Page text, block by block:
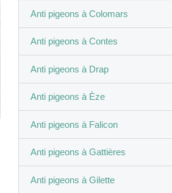
Anti pigeons à Colomars
Anti pigeons à Contes
Anti pigeons à Drap
Anti pigeons à Èze
Anti pigeons à Falicon
Anti pigeons à Gattières
Anti pigeons à Gilette